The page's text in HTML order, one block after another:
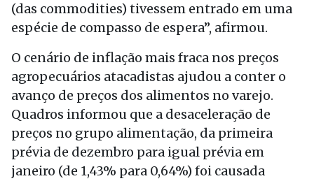
(das commodities) tivessem entrado em uma
espécie de compasso de espera”, afirmou.
O cenário de inflação mais fraca nos preços
agropecuários atacadistas ajudou a conter o
avanço de preços dos alimentos no varejo.
Quadros informou que a desaceleração de
preços no grupo alimentação, da primeira
prévia de dezembro para igual prévia em
janeiro (de 1,43% para 0,64%) foi causada